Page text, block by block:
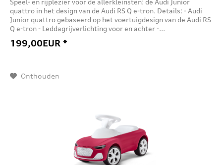
quattro in het design van de Audi RS Q e-tron. Details: - Audi
Junior quattro gebaseerd op het voertuigdesign van de Audi RS
Q e-tron - Leddagrijverlichting voor en achter -...
199,00EUR *
Onthouden